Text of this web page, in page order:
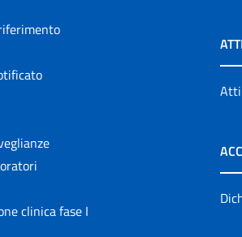
clinica fase I
Atti